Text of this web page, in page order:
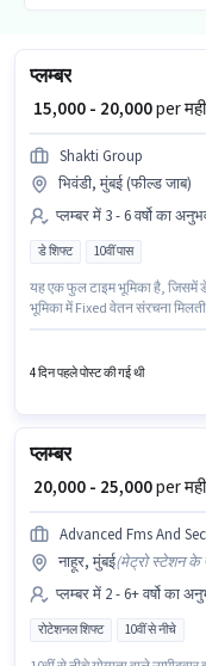
प्लम्बर
₹ 15,000 - 20,000per
Shakti Group
भिवंडी, मुंबई (फील्ड जाब)
प्लम्बर में 3 - 6 वर्षो का
डे शिफ्ट 10वीं पास
यह एक फुल टाइम भूमिका है, जिसमें
भूमिका में Fixed वेतन संरचना
प्लम्बर श्रेणी में प्लम्बर पद के लिए
4 दिन पहले पोस्ट की गई थी
प्लम्बर
₹ 20,000 - 25,000per
Advanced Fms And
नाहूर, मुंबई(मेट्रो स्टेशन के
प्लम्बर में 2 - 6+ वर्षो का
रोटेशनल शिफ्ट 10वीं से नीचे